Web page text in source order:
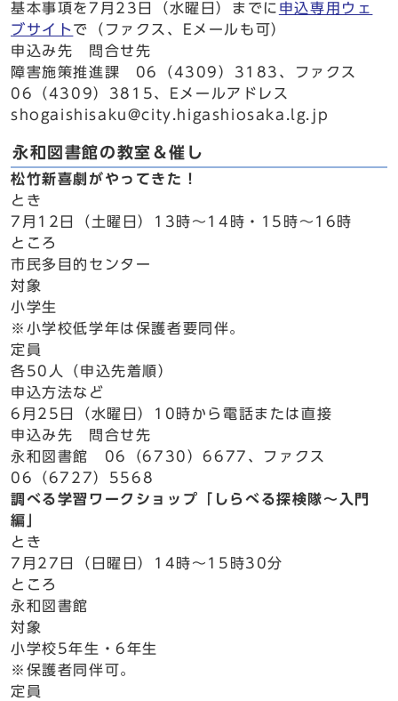
基本事項を7月23日（水曜日）までに 申込専用ウェ
ブサイト で（ファクス、Eメールも可）
申込み先 問合せ先
障害施策推進課 06（4309）3183、ファクス
06（4309）3815、Eメールアドレス
shogaishisaku@city.higashiosaka.lg.jp
永和図書館の教室＆催し
松竹新喜劇がやってきた！
とき
7月12日（土曜日）13時～14時・15時～16時
ところ
市民多目的センター
対象
小学生
※小学校低学年は保護者要同伴。
定員
各50人（申込先着順）
申込方法など
6月25日（水曜日）10時から電話または直接
申込み先 問合せ先
永和図書館 06（6730）6677、ファクス
06（6727）5568
調べる学習ワークショップ「しらべる探検隊～入門
編」
とき
7月27日（日曜日）14時～15時30分
ところ
永和図書館
対象
小学校5年生・6年生
※保護者同伴可。
定員